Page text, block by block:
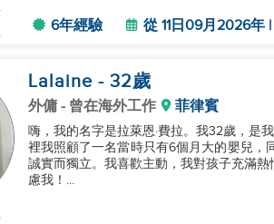
6年經驗 從 11日09月2026年
Lalaine - 32歲
外傭 - 曾在海外工作 菲律賓
嗨，我的名字是拉萊恩·費拉。我32歲，是
裡我照顧了一名當時只有6個月大的嬰兒，
誠實而獨立。我喜歡主動，我對孩子充滿
慮我！...